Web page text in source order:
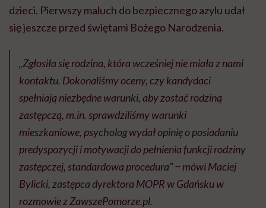
dzieci. Pierwszy maluch do bezpiecznego azylu udał
się jeszcze przed świętami Bożego Narodzenia.
„Zgłosiła się rodzina, która wcześniej nie miała z nami
kontaktu. Dokonaliśmy oceny, czy kandydaci
spełniają niezbędne warunki, aby zostać rodziną
zastępczą, m.in. sprawdziliśmy warunki
mieszkaniowe, psycholog wydał opinię o posiadaniu
predyspozycji i motywacji do pełnienia funkcji rodziny
zastępczej, standardowa procedura” − mówi Maciej
Bylicki, zastępca dyrektora MOPR w Gdańsku w
rozmowie z ZawszePomorze.pl.